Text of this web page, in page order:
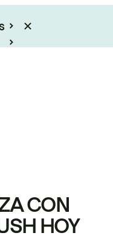
CON
HOY